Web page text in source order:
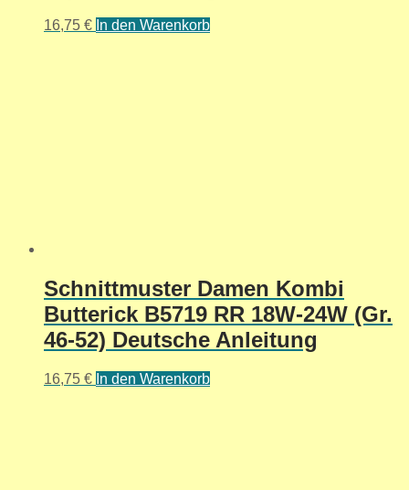
16,75 € In den Warenkorb
Schnittmuster Damen Kombi
Butterick B5719 RR 18W-24W (Gr.
46-52) Deutsche Anleitung
16,75 € In den Warenkorb